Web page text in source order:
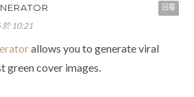
回覆
10:21
allows you to generate viral
green cover images.